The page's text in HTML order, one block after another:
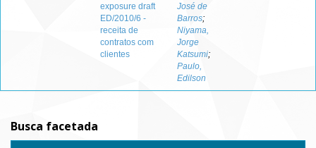
exposure draft
ED/2010/6 -
receita de
contratos com
clientes
José de
Barros;
Niyama,
Jorge
Katsumi;
Paulo,
Edilson
Busca facetada